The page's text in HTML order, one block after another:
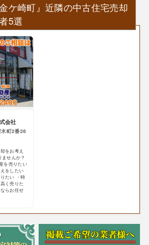
ケ崎町』近隣の中古住宅売却
5選
会社
木町2番26
をお考え
せんか？
を売りたい
をしたい
たい ・時
く売りた
らお任せ